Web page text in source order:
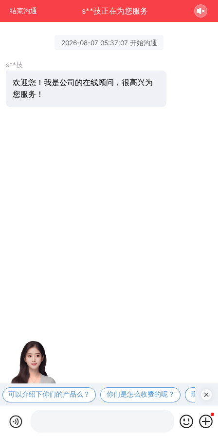
结束沟通 s**技正在为您服务
2026-08-07 05:37:07 开始沟通
s**技
欢迎您！我是公司的在线顾问，很高兴为
您服务！
可以介绍下你们的产品么？ 你们是怎么收费的呢？ 现在有